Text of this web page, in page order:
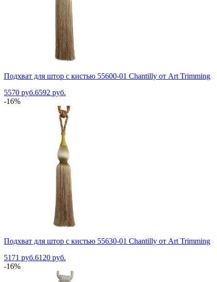
Подхват для штор с кистью 55600-01 Chantilly от Art Trimming
5570 руб.6592 руб.
-16%
Подхват для штор с кистью 55630-01 Chantilly от Art Trimming
5171 руб.6120 руб.
-16%